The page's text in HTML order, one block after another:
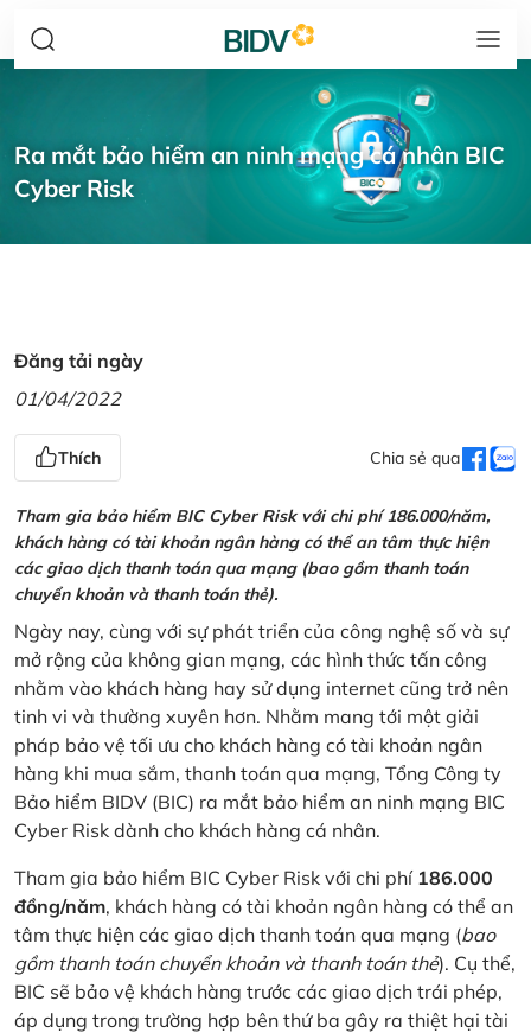
Ra mắt bảo hiểm an ninh mạng cá nhân BIC
Cyber Risk
Đăng tải ngày
01/04/2022
Thích Chia sẻ qua
Tham gia bảo hiểm BIC Cyber Risk với chi phí 186.000/năm,
khách hàng có tài khoản ngân hàng có thể an tâm thực hiện
các giao dịch thanh toán qua mạng (bao gồm thanh toán
chuyển khoản và thanh toán thẻ).
Ngày nay, cùng với sự phát triển của công nghệ số và sự
mở rộng của không gian mạng, các hình thức tấn công
nhằm vào khách hàng hay sử dụng internet cũng trở nên
tinh vi và thường xuyên hơn. Nhằm mang tới một giải
pháp bảo vệ tối ưu cho khách hàng có tài khoản ngân
hàng khi mua sắm, thanh toán qua mạng, Tổng Công ty
Bảo hiểm BIDV (BIC) ra mắt bảo hiểm an ninh mạng BIC
Cyber Risk dành cho khách hàng cá nhân.
Tham gia bảo hiểm BIC Cyber Risk với chi phí 186.000
đồng/năm, khách hàng có tài khoản ngân hàng có thể an
tâm thực hiện các giao dịch thanh toán qua mạng (bao
gồm thanh toán chuyển khoản và thanh toán thẻ). Cụ thể,
BIC sẽ bảo vệ khách hàng trước các giao dịch trái phép,
áp dụng trong trường hợp bên thứ ba gây ra thiệt hại tài